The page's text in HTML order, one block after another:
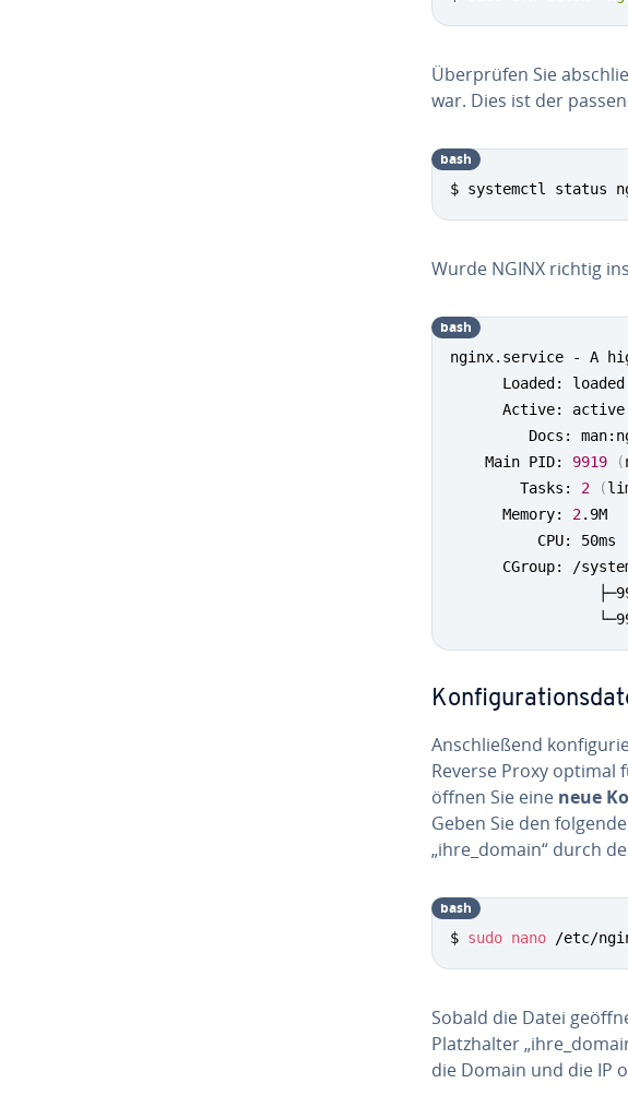
Über­prü­fen Sie
war. Dies ist der
$ systemctl status
bash
Wurde NGINX richtig
nginx.service - A
      Loaded: loaded
      Active: active
Docs:
    Main PID:
9919 (
        Tasks:
2 (
      Memory:
2.9M
          CPU: 50ms
CGroup: /
bash
An­schlie­ßend
Reverse Proxy optimal
öffnen Sie eine neue
Geben Sie den
„ihre_domain“ durch
$ sudo nano /etc/
bash
Sobald die Datei
Platz­hal­ter
die Domain und die IP